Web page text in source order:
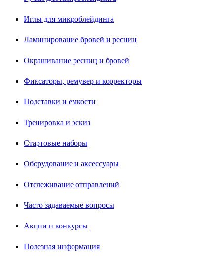
Иглы для микроблейдинга
Ламинирование бровей и ресниц
Окрашивание ресниц и бровей
Фиксаторы, ремувер и корректоры
Подставки и емкости
Тренировка и эскиз
Стартовые наборы
Оборудование и аксессуары
Отслеживание отправлений
Часто задаваемые вопросы
Акции и конкурсы
Полезная информация